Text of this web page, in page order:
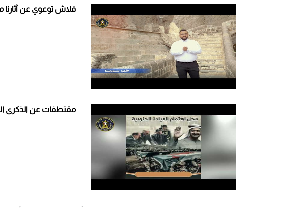
فلاش توعوي عن آثارنا
مقتطفات عن الذكرى الـ58 ليوم الشهيد